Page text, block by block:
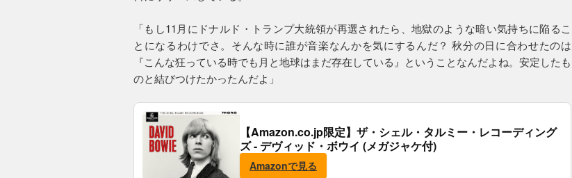
「もし11月にドナルド・トランプ大統領が再選されたら、地獄のような暗い気持ちに陥るこ
とになるわけでさ。そんな時に誰が音楽なんかを気にするんだ？ 秋分の日に合わせたのは
『こんな狂っている時でも月と地球はまだ存在している』ということなんだよね。安定したも
のと結びつけたかったんだよ」
【Amazon.co.jp限定】ザ・シェル・タルミー・レコーディング
ズ - デヴィッド・ボウイ (メガジャケ付)
Amazonで見る